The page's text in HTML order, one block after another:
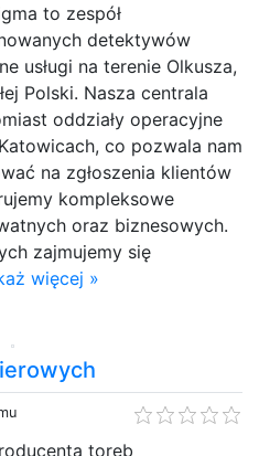
to zespół
detektywów
usługi na terenie Olkusza,
Polski. Nasza centrala
oddziały operacyjne
co pozwala nam
na zgłoszenia klientów
kompleksowe
oraz biznesowych.
zajmujemy się
więcej »
toreb